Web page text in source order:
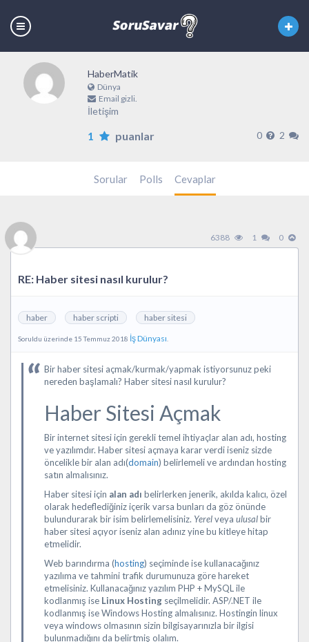
HaberMatik
Dünya
Email gizli.
İletişim
1 puanlar 0 2
Sorular Polls Cevaplar
6388 1 0
RE: Haber sitesi nasıl kurulur?
haber haber scripti haber sitesi
Soruldu üzerinde 15 Temmuz 2018 İş Dünyası
Bir haber sitesi açmak/kurmak/yapmak istiyorsunuz peki
nereden başlamalı? Haber sitesi nasıl kurulur?
Haber Sitesi Açmak
Bir internet sitesi için gerekli temel ihtiyaçlar alan adı, hosting
ve yazılımdır. Haber sitesi açmaya karar verdi iseniz sizde
öncelikle bir alan adı(domain) belirlemeli ve ardından hosting
satın almalısınız.
Haber sitesi için alan adı belirlerken jenerik, akılda kalıcı, özel
olarak hedeflediğiniz içerik varsa bunları da göz önünde
bulundurarak bir isim belirlemelisiniz. Yerelveya ulusalbir
haber sitesi açıyor iseniz alan adınız yine bu kitleye hitap
etmelidir.
Web barındırma (hosting) seçiminde ise kullanacağınız
yazılıma ve tahmini trafik durumunuza göre hareket
etmelisiniz. Kullanacağınız yazılım PHP + MySQL ile
kodlanmış ise Linux Hosting seçilmelidir. ASP/.NET ile
kodlanmış ise Windows Hosting almalısınız. Hostingin linux
veya windows olmasının sizin bilgisayarınızla bir ilgisi
bulunmadığını da belirtmiş olalım.